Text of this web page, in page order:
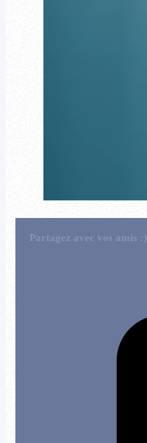
Partagez avec vos amis :)